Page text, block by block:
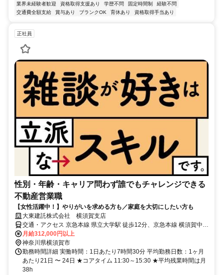
業界未経験者歓迎 資格取得支援あり 学歴不問 固定時間制
経験不問
交通費全額支給
賞与あり ブランクOK 育休あり 資格取得手当あり
正社員
性別・年齢・キャリア問わず誰でもチャレンジできる
不動産営業職
【女性活躍中！】やりがいを求める方も／家庭を大切にしたい方も
大東建託株式会社 横須賀支店
交通・アクセス 京急本線 県立大学駅 徒歩12分、京急本線 横須賀中央
駅 徒歩16分
月給312,000円以上
神奈川県横須賀市
勤務時間詳細 実働時間：1日あたり7時間30分 平均勤務日数：1ヶ月
あたり21日 〜 24日 ★コアタイム 11:30～15:30 ★平均残業時間は月
38h